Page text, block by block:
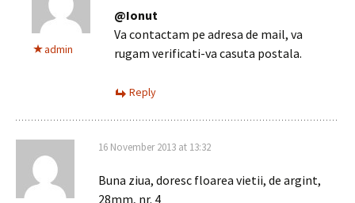
admin
@Ionut
Va contactam pe adresa de mail, va
rugam verificati-va casuta postala.
Reply
16 November 2013 at 13:32
Buna ziua, doresc floarea vietii, de argint,
28mm, nr. 4